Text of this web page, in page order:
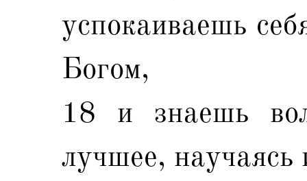
успокаиваешь
Богом,
18 и знаешь
лучшее, научаясь